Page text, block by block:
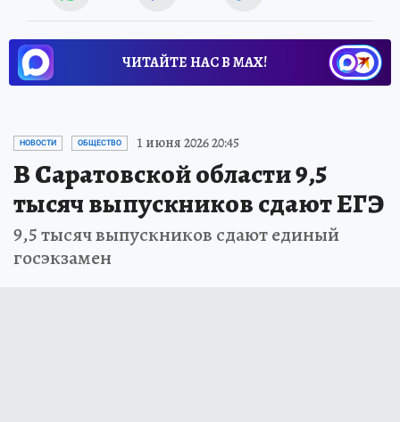
ЧИТАЙТЕ НАС В МАХ!
НОВОСТИ ОБЩЕСТВО 1 июня 2026 20:45
В Саратовской области 9,5
тысяч выпускников сдают ЕГЭ
9,5 тысяч выпускников сдают единый
госэкзамен